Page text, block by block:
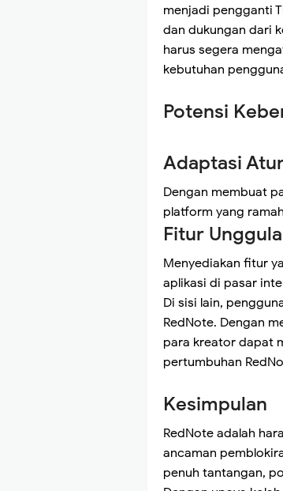
menjadi pengganti
dan dukungan dari
harus segera
kebutuhan
Potensi
Adaptasi
Dengan membuat
platform yang
Fitur
Menyediakan fitur
aplikasi di pasar
Di sisi lain,
RedNote. Dengan
para kreator dapat
pertumbuhan
Kesimpulan
RedNote adalah
ancaman
penuh tantangan,